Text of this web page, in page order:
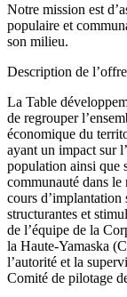
Notre mission est
populaire et
son milieu.
Description de
La Table
de regrouper
économique du
ayant un impact sur
population ainsi que
communauté dans
cours d’implantation
structurantes et
de l’équipe de la
la Haute-Yamaska
l’autorité et la
Comité de pilotage